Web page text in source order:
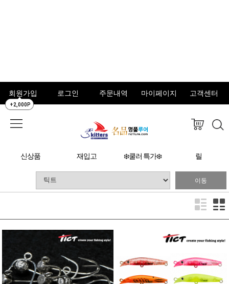
회원가입
+2,000P
로그인 주문내역 마이페이지 고객센터
신상품 재입고 ❄️쿨러 특가❄️ 릴
이동